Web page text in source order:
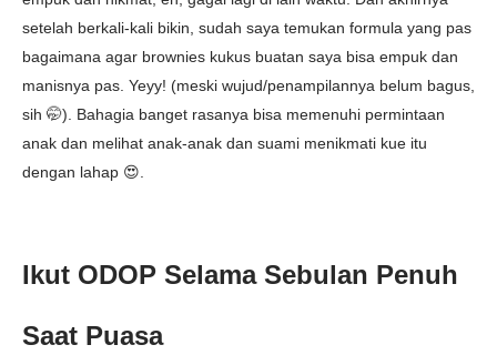
setelah berkali-kali bikin, sudah saya temukan formula yang pas
bagaimana agar brownies kukus buatan saya bisa empuk dan
manisnya pas. Yeyy! (meski wujud/penampilannya belum bagus,
sih 🤭). Bahagia banget rasanya bisa memenuhi permintaan
anak dan melihat anak-anak dan suami menikmati kue itu
dengan lahap 😍.
Ikut ODOP Selama Sebulan Penuh
Saat Puasa